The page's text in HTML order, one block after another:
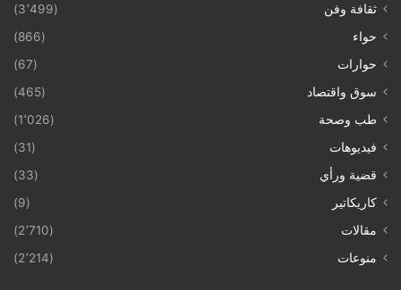
ثقافة وفن
(3٬499)
حواء
(866)
حوارات
(67)
سوق واقتصاد
(465)
طب وصحة
(1٬026)
فيديوهات
(31)
قضية ورأي
(33)
كاريكاتير
(9)
مقالات
(2٬710)
منوعات
(2٬214)